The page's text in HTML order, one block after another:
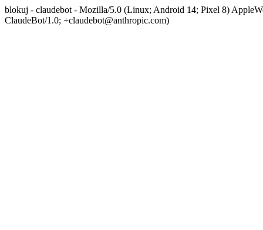
blokuj - claudebot - Mozilla/5.0 (Linux; Android 14; Pixel 8)
ClaudeBot/1.0; +claudebot@anthropic.com)